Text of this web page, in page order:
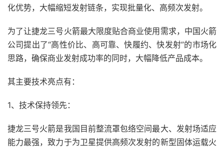
化优势，大幅缩短发射链条，实现批量化、高频次发射。
为了让捷龙三号火箭最大限度贴合商业使用需求，中国火箭
公司提出了“高性价比、高可靠、快履约、快发射”的市场化
思路，确保商业发射成功率的同时，大幅降低产品成本。
其主要技术亮点有：
1、技术保持领先：
捷龙三号火箭是我国目前整流罩包络空间最大、发射场适应
能力最强，致力于为卫星提供高频次发射的新型固体运载火